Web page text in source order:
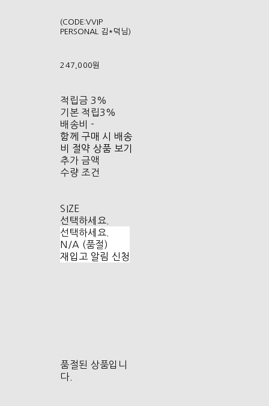
(CODE:VVIP
PERSONAL 김*덕님)
247,000원
적립금 3%
기본 적립3%
배송비 -
함께 구매 시 배송
비 절약 상품 보기
추가 금액
수량 조건
SIZE
선택하세요.
선택하세요.
N/A (품절)
재입고 알림 신청
품절된 상품입니
다.